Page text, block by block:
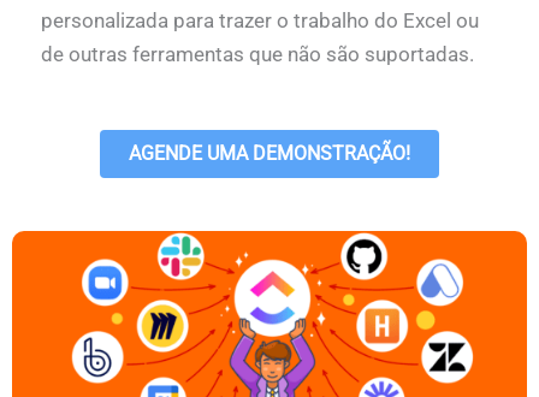
personalizada para trazer o trabalho do Excel ou
de outras ferramentas que não são suportadas.
AGENDE UMA DEMONSTRAÇÃO!